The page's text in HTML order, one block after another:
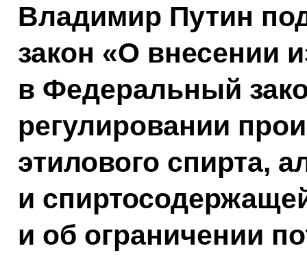
Владимир Путин
закон «О внесении
в Федеральный
регулировании
этилового спирта,
и
и об ограничении